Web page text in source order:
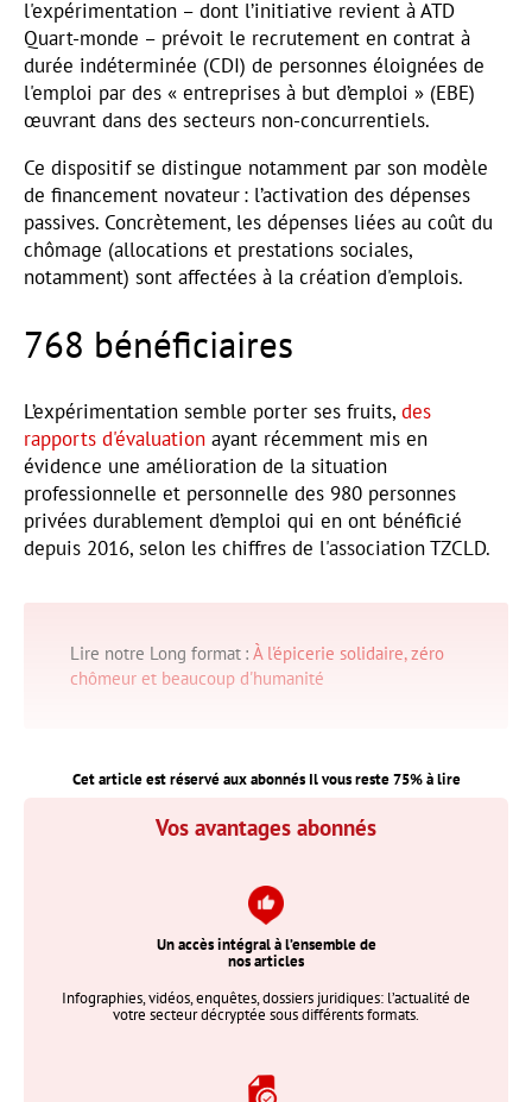
l'expérimentation – dont l’initiative revient à ATD
Quart-monde – prévoit le recrutement en contrat à
durée indéterminée (CDI) de personnes éloignées de
l'emploi par des « entreprises à but d’emploi » (EBE)
œuvrant dans des secteurs non-concurrentiels.
Ce dispositif se distingue notamment par son modèle
de financement novateur : l’activation des dépenses
passives. Concrètement, les dépenses liées au coût du
chômage (allocations et prestations sociales,
notamment) sont affectées à la création d'emplois.
768 bénéficiaires
L’expérimentation semble porter ses fruits, des
rapports d'évaluation ayant récemment mis en
évidence une amélioration de la situation
professionnelle et personnelle des 980 personnes
privées durablement d’emploi qui en ont bénéficié
depuis 2016, selon les chiffres de l'association TZCLD.
Lire notre Long format : À l'épicerie solidaire, zéro
chômeur et beaucoup d'humanité
Cet article est réservé aux abonnés Il vous reste75% à lire
Vos avantages abonnés
Un accès intégral à l’ensemble de
nos articles
Infographies, vidéos, enquêtes, dossiers juridiques: l’actualité de
votre secteur décryptée sous différents formats.